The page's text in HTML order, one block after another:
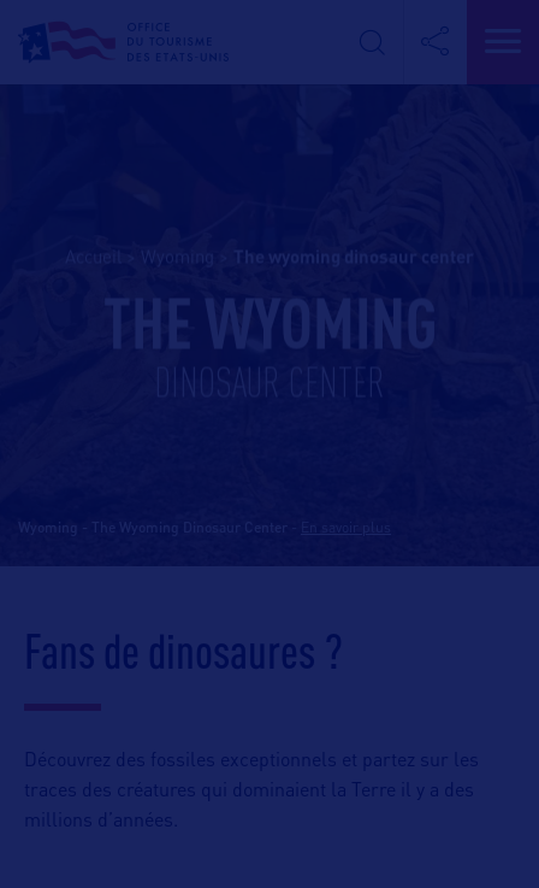
Accueil Wyoming the wyoming dinosaur center
THE WYOMING
DINOSAUR CENTER
Wyoming - The Wyoming Dinosaur Center
Fans de dinosaures ?
Découvrez des fossiles exceptionnels et partez sur les
traces des créatures qui dominaient la Terre il y a des
millions d’années.